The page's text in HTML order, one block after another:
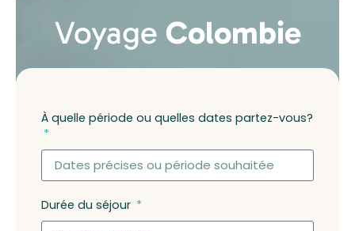
Voyage Colombie
À quelle période ou quelles dates partez-vous?
Durée du séjour